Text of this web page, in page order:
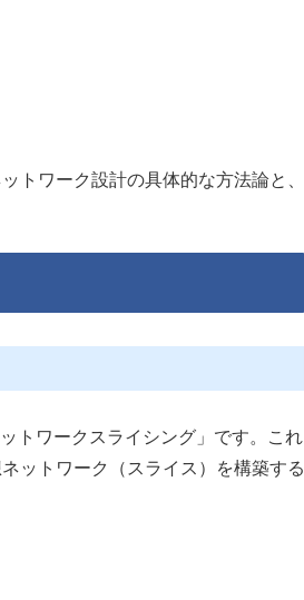
トワーク設計の具体的な方法論と、
トワークスライシング」です。これ
ットワーク（スライス）を構築する